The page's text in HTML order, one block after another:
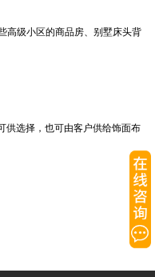
高级小区的商品房、别墅床头背
供选择，也可由客户供给饰面布